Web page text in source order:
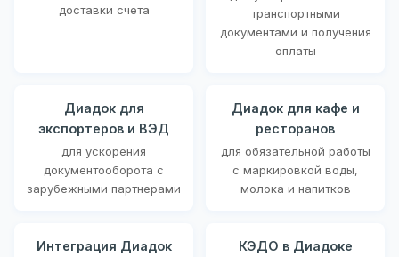
доставки счета
транспортными
документами и получения
оплаты
Диадок для
экспортеров и ВЭД
для ускорения
документооборота с
зарубежными партнерами
Диадок для кафе и
ресторанов
для обязательной работы
с маркировкой воды,
молока и напитков
Интеграция Диадок
КЭДО в Диадоке